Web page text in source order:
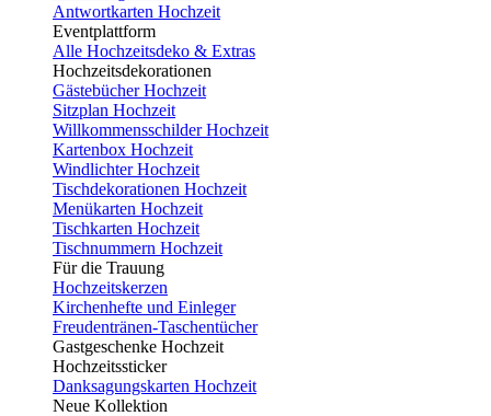
Antwortkarten Hochzeit
Eventplattform
Alle Hochzeitsdeko & Extras
Hochzeitsdekorationen
Gästebücher Hochzeit
Sitzplan Hochzeit
Willkommensschilder Hochzeit
Kartenbox Hochzeit
Windlichter Hochzeit
Tischdekorationen Hochzeit
Menükarten Hochzeit
Tischkarten Hochzeit
Tischnummern Hochzeit
Für die Trauung
Hochzeitskerzen
Kirchenhefte und Einleger
Freudentränen-Taschentücher
Gastgeschenke Hochzeit
Hochzeitssticker
Danksagungskarten Hochzeit
Neue Kollektion